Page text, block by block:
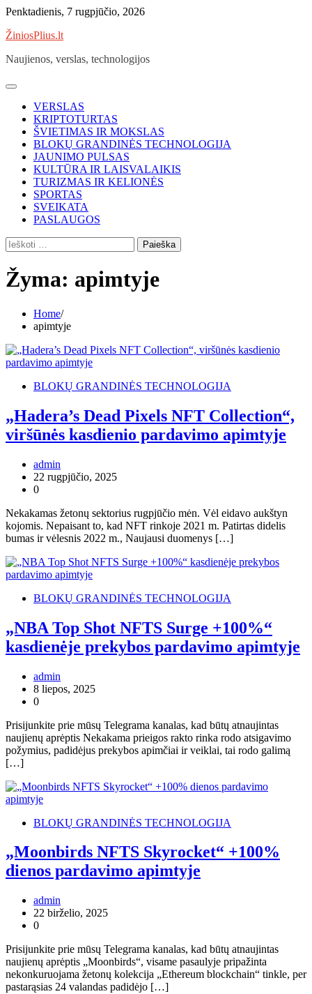
Skip
content
Penktadienis, 7 rugpjūčio, 2026
ŽiniosPlius.lt
Naujienos, verslas, technologijos
VERSLAS
KRIPTOTURTAS
ŠVIETIMAS IR MOKSLAS
BLOKŲ GRANDINĖS TECHNOLOGIJA
JAUNIMO PULSAS
KULTŪRA IR LAISVALAIKIS
TURIZMAS IR KELIONĖS
SPORTAS
SVEIKATA
PASLAUGOS
Ieškoti:
Žyma: apimtyje
Home
apimtyje
BLOKŲ GRANDINĖS TECHNOLOGIJA
„Hadera’s Dead Pixels NFT Collection“,
viršūnės kasdienio pardavimo apimtyje
admin
22 rugpjūčio, 2025
0
Nekakamas žetonų sektorius rugpjūčio mėn. Vėl eidavo aukštyn
kojomis. Nepaisant to, kad NFT rinkoje 2021 m. Patirtas didelis
bumas ir vėlesnis 2022 m., Naujausi duomenys […]
BLOKŲ GRANDINĖS TECHNOLOGIJA
„NBA Top Shot NFTS Surge +100%“
kasdienėje prekybos pardavimo apimtyje
admin
8 liepos, 2025
0
Prisijunkite prie mūsų Telegrama kanalas, kad būtų atnaujintas
naujienų aprėptis Nekakama prieigos rakto rinka rodo atsigavimo
požymius, padidėjus prekybos apimčiai ir veiklai, tai rodo galimą
[…]
BLOKŲ GRANDINĖS TECHNOLOGIJA
„Moonbirds NFTS Skyrocket“ +100%
dienos pardavimo apimtyje
admin
22 birželio, 2025
0
Prisijunkite prie mūsų Telegrama kanalas, kad būtų atnaujintas
naujienų aprėptis „Moonbirds“, visame pasaulyje pripažinta
nekonkuruojama žetonų kolekcija „Ethereum blockchain“ tinkle, per
pastarąsias 24 valandas padidėjo […]